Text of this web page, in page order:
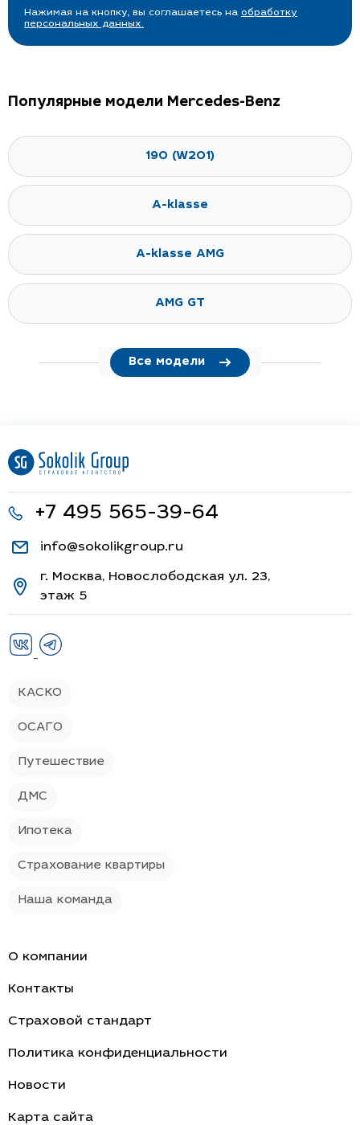
Нажимая на кнопку, вы соглашаетесь на обработку
персональных данных.
Популярные модели Mercedes-Benz
190 (W201)
A-klasse
A-klasse AMG
AMG GT
Все модели
+7 495 565-39-64
info@sokolikgroup.ru
г. Москва, Новослободская ул. 23,
этаж 5
КАСКО
ОСАГО
Путешествие
ДМС
Ипотека
Страхование квартиры
Наша команда
О компании
Контакты
Страховой стандарт
Политика конфиденциальности
Новости
Карта сайта